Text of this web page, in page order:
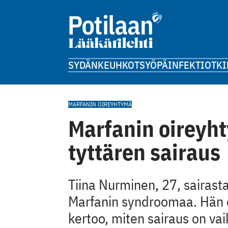
SYDÄNKEUHKOTSYÖPÄINFEKTIOT
MARFANIN OIREYHTYMÄ
Marfanin
tyttären sairaus
Tiina Nurminen, 27,
Marfanin syndroomaa.
kertoo, miten sairaus on